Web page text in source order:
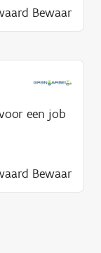
Bewaar
een job
Bewaar